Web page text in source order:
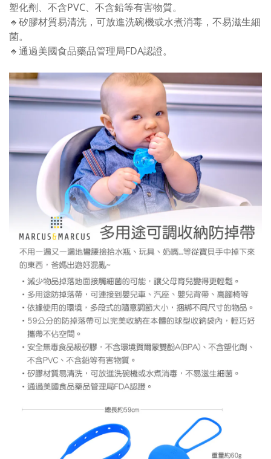
塑化劑、不含PVC、不含鉛等有害物質。
🔹矽膠材質易清洗，可放進洗碗機或水煮消毒，不易滋生細
菌。
🔹通過美國食品藥品管理局FDA認證。